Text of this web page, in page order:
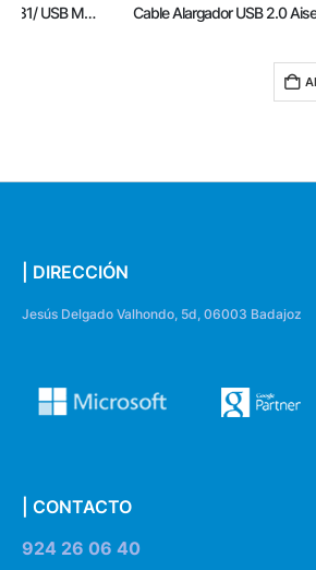
AÑADIR AL CARRITO
| DIRECCIÓN
Jesús Delgado Valhondo, 5d, 06003 Badajoz
| CONTACTO
924 26 06 40